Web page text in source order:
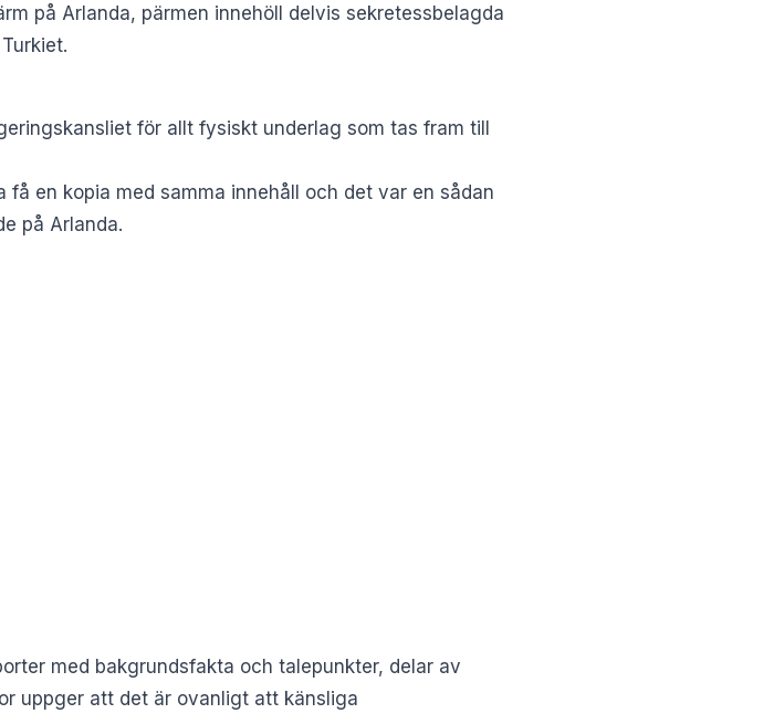
på Arlanda, pärmen innehöll delvis sekretessbelagda
för allt fysiskt underlag som tas fram till
en kopia med samma innehåll och det var en sådan
på Arlanda.
med bakgrundsfakta och talepunkter, delar av
uppger att det är ovanligt att känsliga